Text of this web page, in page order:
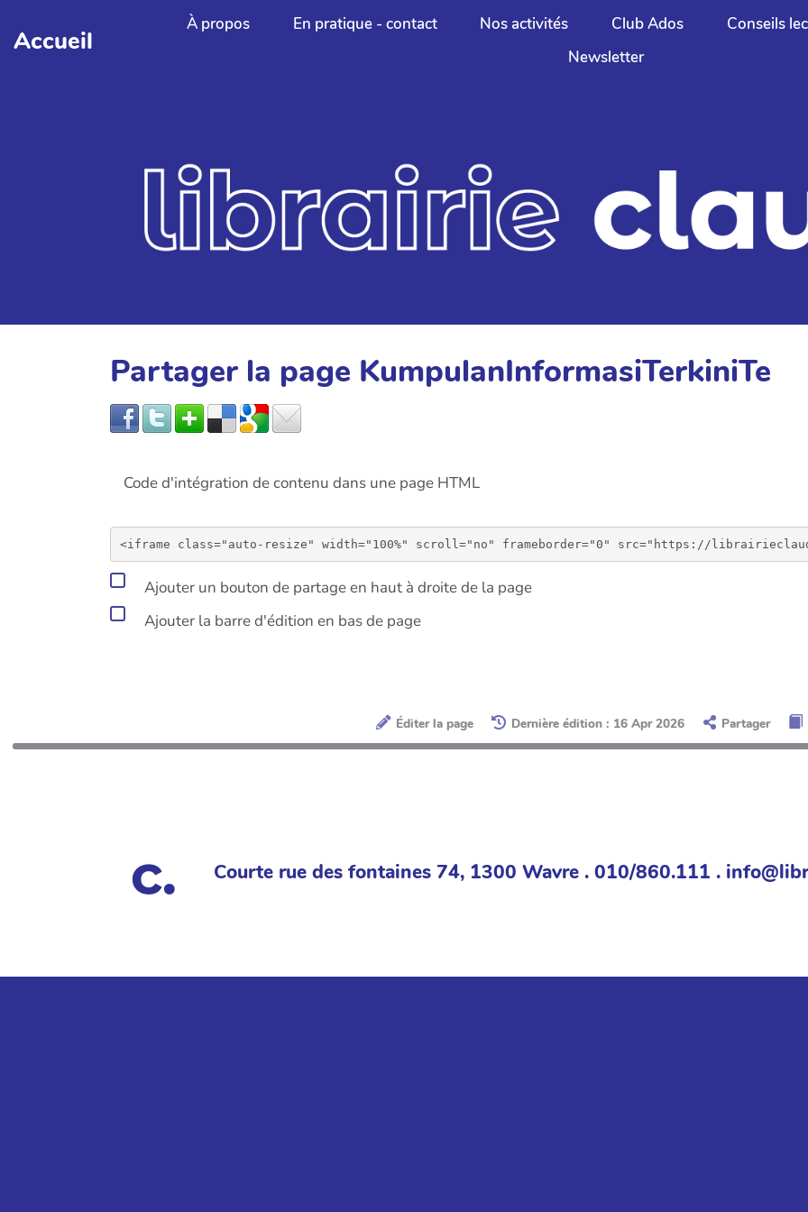
Aller au contenu principal
Accueil
À propos En pratique - contact Nos activités Club Ados
Conseils
Newsletter
Partager la page KumpulanInformasiTerkiniTe
Code d'intégration de contenu dans une page HTML
Ajouter un bouton de partage en haut à droite de la page
Ajouter la barre d'édition en bas de page
Éditer la page Dernière édition : 16 Apr 2026 Partager
Courte rue des fontaines 74, 1300 Wavre . 010/860.111 .